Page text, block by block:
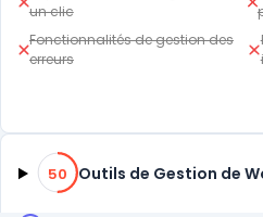
un clic
Fonctionnalités de gestion des
erreurs
50% de compatibilité
50 Outils de Gestion de